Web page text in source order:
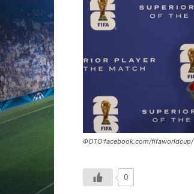
ФОТО:facebook.com/fifaworldcup/
0